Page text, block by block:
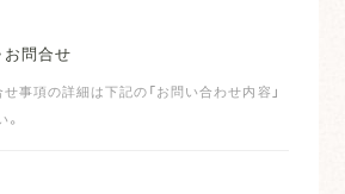
お問合せ
事項の詳細は下記の「お問い合わせ内容」